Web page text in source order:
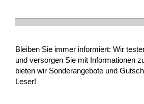
Bleiben Sie immer informiert: Wir
und versorgen Sie mit Informationen
bieten wir Sonderangebote und
Leser!